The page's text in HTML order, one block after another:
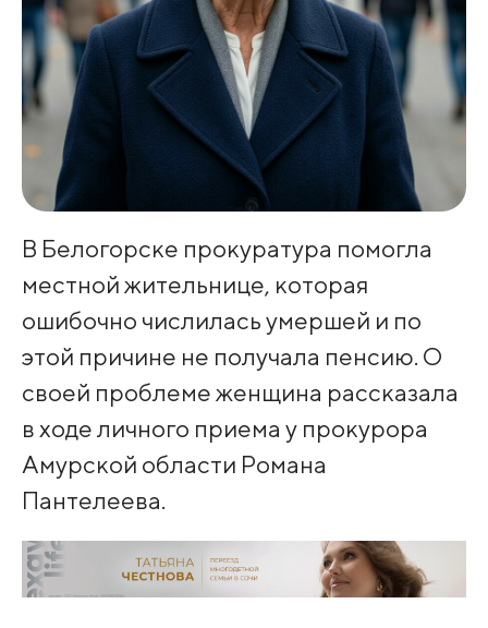
В Белогорске прокуратура помогла
местной жительнице, которая
ошибочно числилась умершей и по
этой причине не получала пенсию. О
своей проблеме женщина рассказала
в ходе личного приема у прокурора
Амурской области Романа
Пантелеева.